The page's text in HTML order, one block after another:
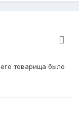
товарища было